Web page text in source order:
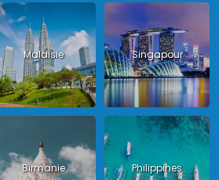
Malaisie Singapour
Birmanie Philippines